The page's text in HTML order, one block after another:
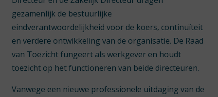
gezamenlijk de bestuurlijke
eindverantwoordelijkheid voor de koers, continuïteit
en verdere ontwikkeling van de organisatie. De Raad
van Toezicht fungeert als werkgever en houdt
toezicht op het functioneren van beide directeuren.
Vanwege een nieuwe professionele uitdaging van de